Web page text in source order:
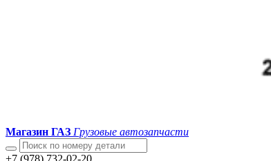
Магазин ГАЗ Грузовые автозапчасти
+7 (978) 732-02-20